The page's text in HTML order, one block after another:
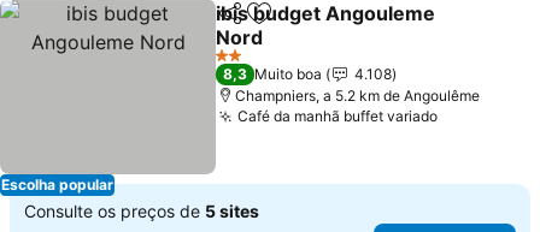
Escolha popular
PartilharAdicionar aos favoritos
ibis budget Angouleme
Nord
2 Estrelas
8,3 Muito boa
4.108
Champniers, a 5.2 km de Angoulême
Café da manhã buffet variado
Consulte os preços de 5 sites